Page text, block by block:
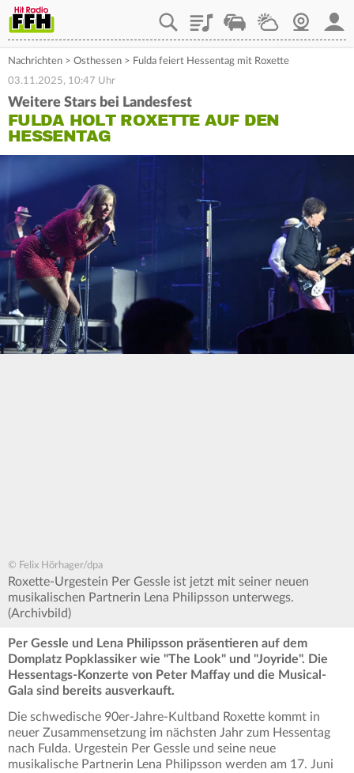
PlaylistStaupilotWetterWebcam
Nachrichten > Osthessen > Fulda feiert Hessentag mit Roxette
03.11.2025, 10:47 Uhr
Weitere Stars bei Landesfest
FULDA HOLT ROXETTE AUF DEN
HESSENTAG
© Felix Hörhager/dpa
Roxette-Urgestein Per Gessle ist jetzt mit seiner neuen
musikalischen Partnerin Lena Philipsson unterwegs.
(Archivbild)
Per Gessle und Lena Philipsson präsentieren auf dem
Domplatz Popklassiker wie "The Look" und "Joyride". Die
Hessentags-Konzerte von Peter Maffay und die Musical-
Gala sind bereits ausverkauft.
Die schwedische 90er-Jahre-Kultband Roxette kommt in
neuer Zusammensetzung im nächsten Jahr zum Hessentag
nach Fulda. Urgestein Per Gessle und seine neue
musikalische Partnerin Lena Philipsson werden am 17. Juni